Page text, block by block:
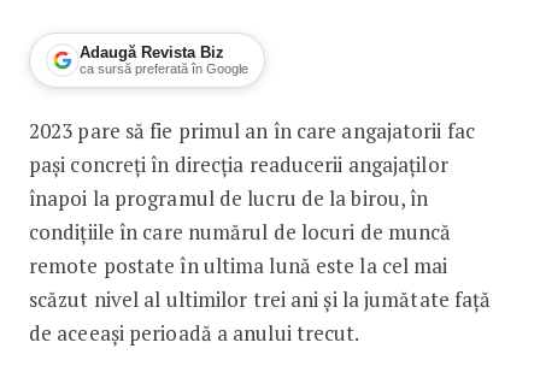
Adaugă Revista Biz
ca sursă preferată în Google
Numărul de locuri de muncă remote,
2023 pare să fie primul an în care angajatorii fac
pași concreți în direcția readucerii angajaților
înapoi la programul de lucru de la birou, în
condițiile în care numărul de locuri de muncă
remote postate în ultima lună este la cel mai
scăzut nivel al ultimilor trei ani și la jumătate față
de aceeași perioadă a anului trecut.